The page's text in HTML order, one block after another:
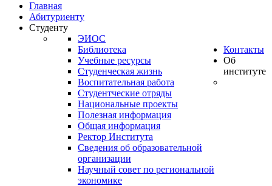
Главная
Абитуриенту
Студенту
ЭИОС
Библиотека
Учебные ресурсы
Студенческая жизнь
Воспитательная работа
Студентческие отряды
Национальные проекты
Полезная информация
Контакты
Об
институте
Общая информация
Ректор Института
Сведения об образовательной
организации
Научный совет по региональной
экономике